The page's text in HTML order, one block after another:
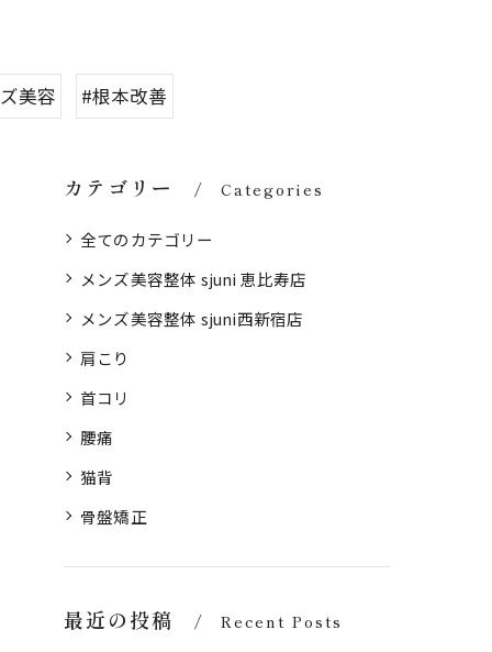
美容 #根本改善
カテゴリー Categories
全てのカテゴリー
メンズ美容整体 sjuni 恵比寿店
メンズ美容整体 sjuni西新宿店
肩こり
首コリ
腰痛
猫背
骨盤矯正
最近の投稿 Recent Posts